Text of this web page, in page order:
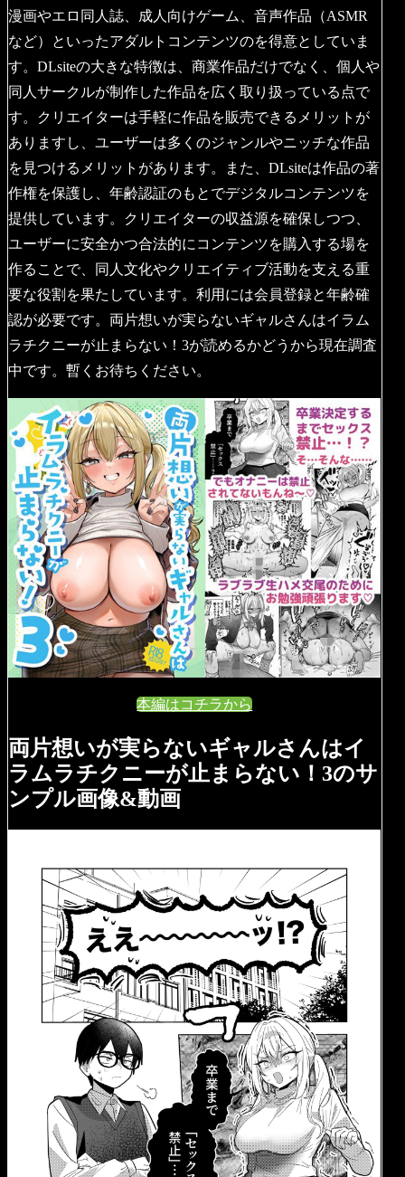
漫画やエロ同人誌、成人向けゲーム、音声作品（ASMR
など）といったアダルトコンテンツのを得意としていま
す。DLsiteの大きな特徴は、商業作品だけでなく、個人や
同人サークルが制作した作品を広く取り扱っている点で
す。クリエイターは手軽に作品を販売できるメリットが
ありますし、ユーザーは多くのジャンルやニッチな作品
を見つけるメリットがあります。また、DLsiteは作品の著
作権を保護し、年齢認証のもとでデジタルコンテンツを
提供しています。クリエイターの収益源を確保しつつ、
ユーザーに安全かつ合法的にコンテンツを購入する場を
作ることで、同人文化やクリエイティブ活動を支える重
要な役割を果たしています。利用には会員登録と年齢確
認が必要です。両片想いが実らないギャルさんはイラム
ラチクニーが止まらない！3が読めるかどうから現在調査
中です。暫くお待ちください。
本編はコチラから
両片想いが実らないギャルさんはイ
ラムラチクニーが止まらない！3のサ
ンプル画像&動画